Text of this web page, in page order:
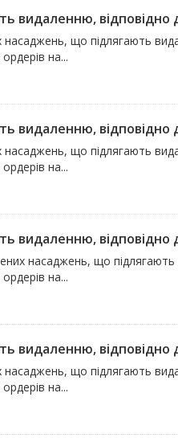
видаленню, відповідно
що підлягають
на...
видаленню, відповідно
що підлягають
на...
видаленню, відповідно
насаджень, що
на...
видаленню, відповідно
що підлягають
на...